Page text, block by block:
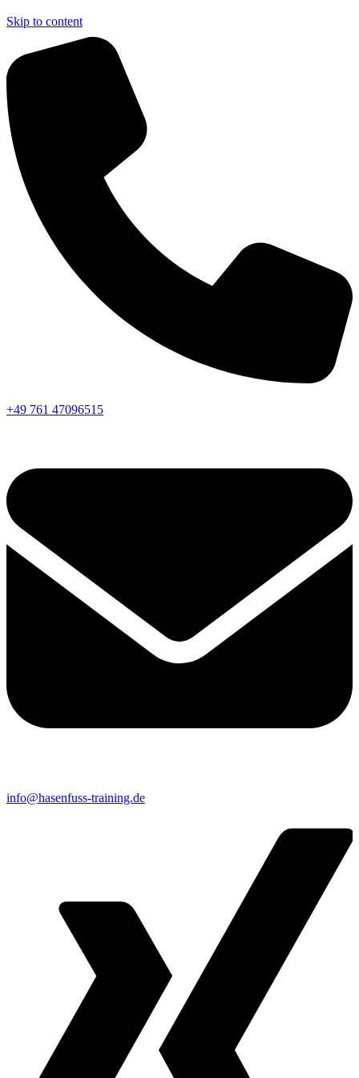
Skip to content
+49 761 47096515
info@hasenfuss-training.de